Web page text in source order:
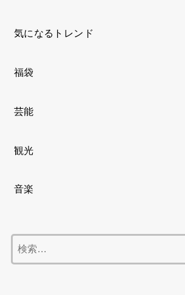
気になるトレンド
福袋
芸能
観光
音楽
索: